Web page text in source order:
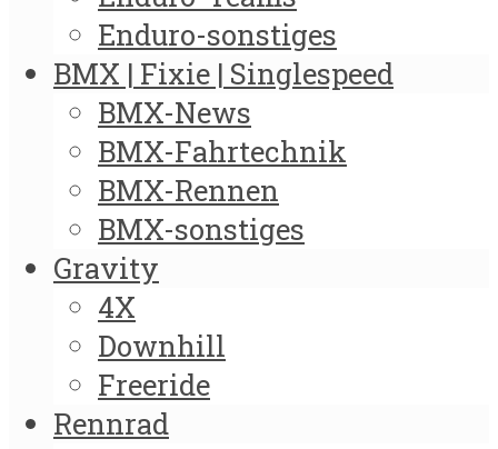
Enduro-sonstiges
BMX | Fixie | Singlespeed
BMX-News
BMX-Fahrtechnik
BMX-Rennen
BMX-sonstiges
Gravity
4X
Downhill
Freeride
Rennrad